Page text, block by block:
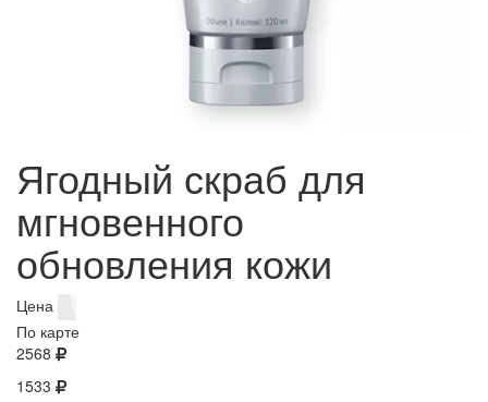
Ягодный скраб для
мгновенного
обновления кожи
Цена
По карте
2568
1533